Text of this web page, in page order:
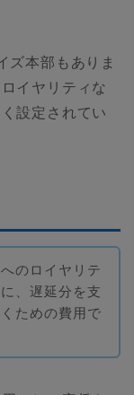
ズ本部もありま
イヤリティな
設定されてい
のロイヤリテ
、遅延分を支
ための費用で